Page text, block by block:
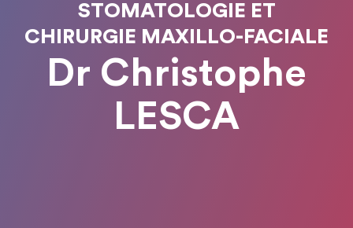
STOMATOLOGIE ET
CHIRURGIE MAXILLO-FACIALE
Dr Christophe
LESCA